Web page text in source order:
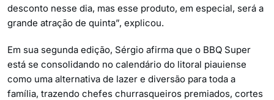
desconto nesse dia, mas esse produto, em especial, será a
grande atração de quinta”, explicou.
Em sua segunda edição, Sérgio afirma que o BBQ Super
está se consolidando no calendário do litoral piauiense
como uma alternativa de lazer e diversão para toda a
família, trazendo chefes churrasqueiros premiados, cortes